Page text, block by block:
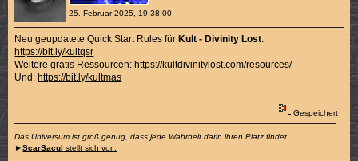
25. Februar 2025, 19:38:00
Neu geupdatete Quick Start Rules fürKult - Divinity Lost:
https://bit.ly/kultqsr
Weitere gratis Ressourcen:https://kultdivinitylost.com/resources/
Und:https://bit.ly/kultmas
Gespeichert
Das Universum ist groß genug, dass jede Wahrheit darin ihren Platz findet.
►ScarSacul stellt sich vor..